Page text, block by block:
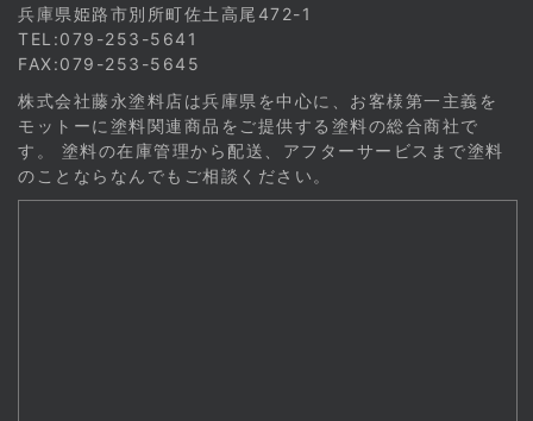
兵庫県姫路市別所町佐土高尾472-1
TEL:079-253-5641
FAX:079-253-5645
株式会社藤永塗料店は兵庫県を中心に、お客様第一主義を
モットーに塗料関連商品をご提供する塗料の総合商社で
す。 塗料の在庫管理から配送、アフターサービスまで塗料
のことならなんでもご相談ください。